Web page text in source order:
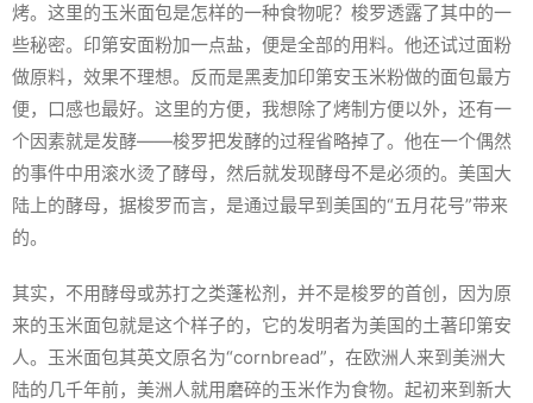
烤。这里的玉米面包是怎样的一种食物呢？梭罗透露了其中的一
些秘密。印第安面粉加一点盐，便是全部的用料。他还试过面粉
做原料，效果不理想。反而是黑麦加印第安玉米粉做的面包最方
便，口感也最好。这里的方便，我想除了烤制方便以外，还有一
个因素就是发酵——梭罗把发酵的过程省略掉了。他在一个偶然
的事件中用滚水烫了酵母，然后就发现酵母不是必须的。美国大
陆上的酵母，据梭罗而言，是通过最早到美国的“五月花号”带来
的。
其实，不用酵母或苏打之类蓬松剂，并不是梭罗的首创，因为原
来的玉米面包就是这个样子的，它的发明者为美国的土著印第安
人。玉米面包其英文原名为“cornbread”，在欧洲人来到美洲大
陆的几千年前，美洲人就用磨碎的玉米作为食物。起初来到新大